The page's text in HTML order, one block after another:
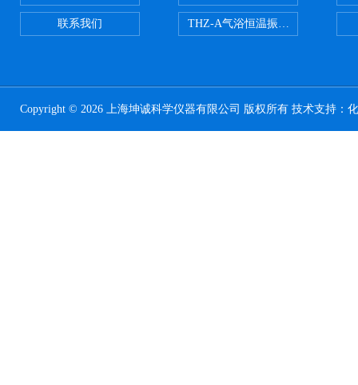
联系我们 THZ-A气浴恒温振荡器
Copyright © 2026 上海坤诚科学仪器有限公司 版权所有 技术支持：